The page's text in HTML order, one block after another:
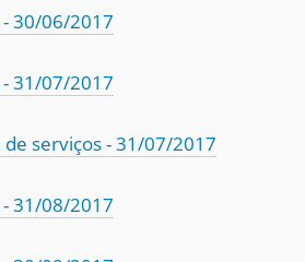
30/06/2017
31/07/2017
serviços - 31/07/2017
31/08/2017